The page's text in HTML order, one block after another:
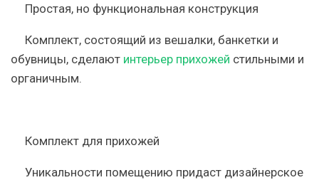
Простая, но функциональная конструкция
Комплект, состоящий из вешалки, банкетки и
обувницы, сделают интерьер прихожей стильными и
органичным.
Комплект для прихожей
Уникальности помещению придаст дизайнерское